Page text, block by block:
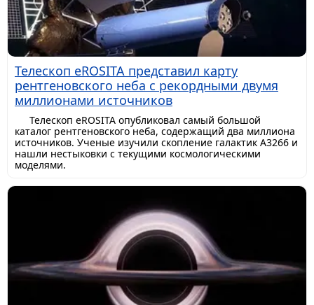
Телескоп eROSITA представил карту
рентгеновского неба с рекордными двумя
миллионами источников
Телескоп eROSITA опубликовал самый большой
каталог рентгеновского неба, содержащий два миллиона
источников. Ученые изучили скопление галактик A3266 и
нашли нестыковки с текущими космологическими
моделями.